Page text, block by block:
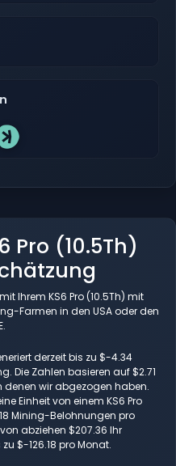
Pro (10.5Th)
Ihrem KS6 Pro (10.5Th) mit
Farmen in den USA oder den
derzeit bis zu $-4.34
Die Zahlen basieren auf $2.71
wir abgezogen haben.
Einheit von einem KS6 Pro
Mining-Belohnungen pro
abziehen $207.36 Ihr
$-126.18 pro Monat.